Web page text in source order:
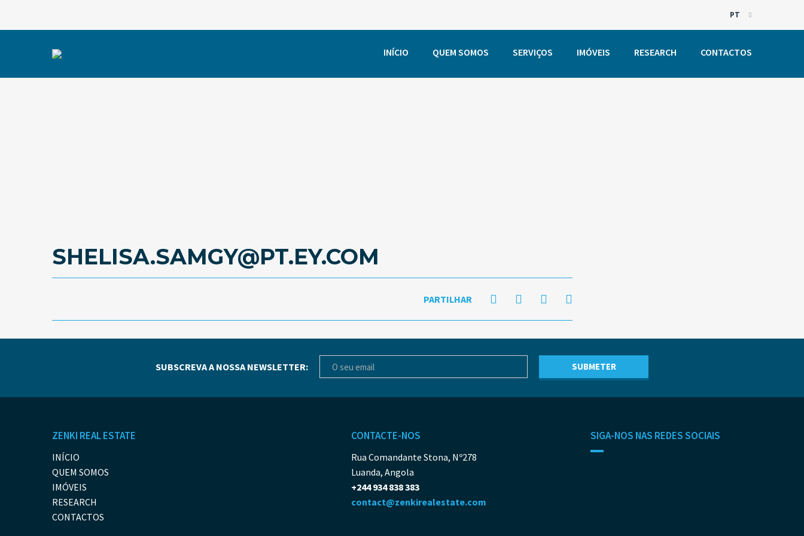
PT
PT
INÍCIO QUEM SOMOS SERVIÇOS IMÓVEIS RESEARCH CONTACTOS
SHELISA.SAMGY@PT.EY.COM
PARTILHAR
SUBSCREVA A NOSSA NEWSLETTER:
ZENKI REAL ESTATE
INÍCIO
QUEM SOMOS
IMÓVEIS
RESEARCH
CONTACTOS
CONTACTE-NOS
Rua Comandante Stona, Nº278
Luanda, Angola
+244 934 838 383
contact@zenkirealestate.com
SIGA-NOS NAS REDES SOCIAIS